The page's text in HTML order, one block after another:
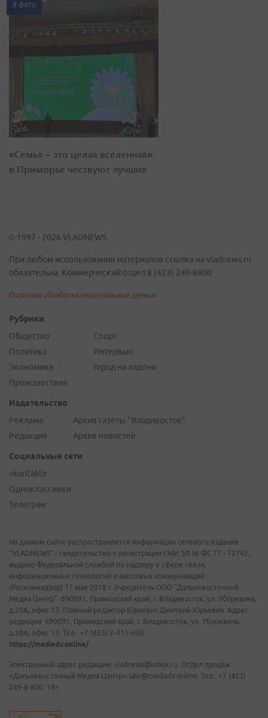
8 фото
«Семья – это целая вселенная»:
в Приморье чествуют лучших
© 1997 - 2026 VLADNEWS
При любом использовании материалов ссылка на vladnews.ru
обязательна. Коммерческий отдел 8 (423) 249-8800
Политика обработки персональных данных
Рубрики
Общество
Политика
Экономика
Происшествия
Спорт
Интервью
Город на ладони
Издательство
Реклама
Редакция
Архив газеты "Владивосток"
Архив новостей
Социальные сети
vkontakte
Одноклассники
Телеграм
На данном сайте распространяется информация сетевого издания
"VLADNEWS" - свидетельство о регистрации СМИ ЭЛ № ФС 77 - 72742,
выдано Федеральной службой по надзору в сфере связи,
информационных технологий и массовых коммуникаций
(Роскомнадзор) 17 мая 2018 г. Учредитель ООО "Дальневосточный
Медиа Центр". 690091, Приморский край, г. Владивосток, ул. Уборевича,
д.20А, офис 13. Главный редактор Юркевич Дмитрий Юрьевич. Адрес
редакции: 690091, Приморский край, г. Владивосток, ул. Уборевича,
д.20А, офис 13. Тел.: +7 (423) 2-415-600.
https://mediadv.online/
Электронный адрес редакции: vladnews@inbox.ru. Отдел продаж
«Дальневосточный Медиа Центр» sale@mediadv.online. Тел.: +7 (423)
249-8-800. 18+